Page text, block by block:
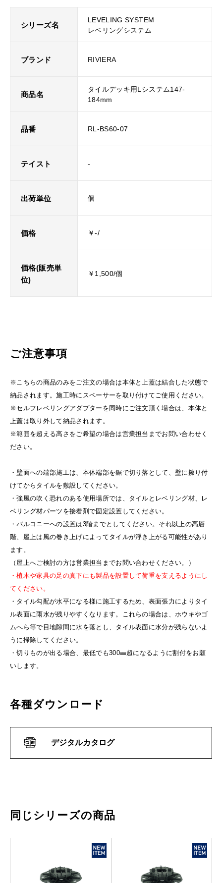
シリーズ名
LEVELING SYSTEM
レベリングシステム
ブランド RIVIERA
商品名
タイルデッキ用Lシステム147-
184mm
品番 RL-BS60-07
テイスト -
出荷単位 個
価格 ￥-/
価格(販売単
位)
￥1,500/個
ご注意事項
※こちらの商品のみをご注文の場合は本体と上蓋は結合した状態で
納品されます。施工時にスペーサーを取り付けてご使用ください。
※セルフレベリングアダプターを同時にご注文頂く場合は、本体と
上蓋は取り外して納品されます。
※範囲を超える高さをご希望の場合は営業担当までお問い合わせく
ださい。
・壁面への端部施工は、本体端部を鋸で切り落として、壁に擦り付
けてからタイルを敷設してください。
・強風の吹く恐れのある使用場所では、タイルとレベリング材、レ
ベリング材パーツを接着剤で固定設置してください。
・バルコニーへの設置は3階までとしてください。それ以上の高層
階、屋上は風の巻き上げによってタイルが浮き上がる可能性があり
ます。
（屋上へご検討の方は営業担当までお問い合わせください。）
・植木や家具の足の真下にも製品を設置して荷重を支えるようにし
てください。
・タイル勾配が水平になる様に施工するため、表面張力によりタイ
ル表面に雨水が残りやすくなります。これらの場合は、ホウキやゴ
ムへら等で目地隙間に水を落とし、タイル表面に水分が残らないよ
うに掃除してください。
・切りものが出る場合、最低でも300㎜超になるように割付をお願
いします。
各種ダウンロード
デジタルカタログ
同じシリーズの商品